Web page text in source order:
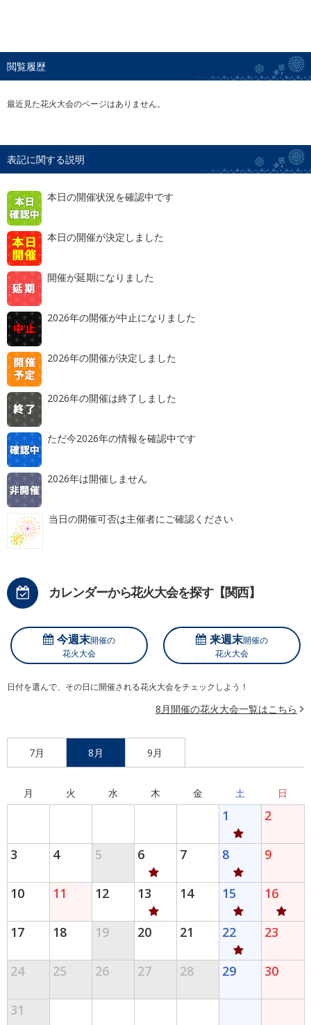
閲覧履歴
最近見た花火大会のページはありません。
表記に関する説明
本日の開催状況を確認中です
本日の開催が決定しました
開催が延期になりました
2026年の開催が中止になりました
2026年の開催が決定しました
2026年の開催は終了しました
ただ今2026年の情報を確認中です
2026年は開催しません
当日の開催可否は主催者にご確認ください
カレンダーから花火大会を探す【関西】
今週末開催の
花火大会
来週末開催の
花火大会
日付を選んで、その日に開催される花火大会をチェックしよう！
8月開催の花火大会一覧はこちら
7月 8月 9月
月 火 水 木 金 土 日
1 2
3 4 5 6 7 8 9
10 11 12 13 14 15 16
17 18 19 20 21 22 23
24 25 26 27 28 29 30
31